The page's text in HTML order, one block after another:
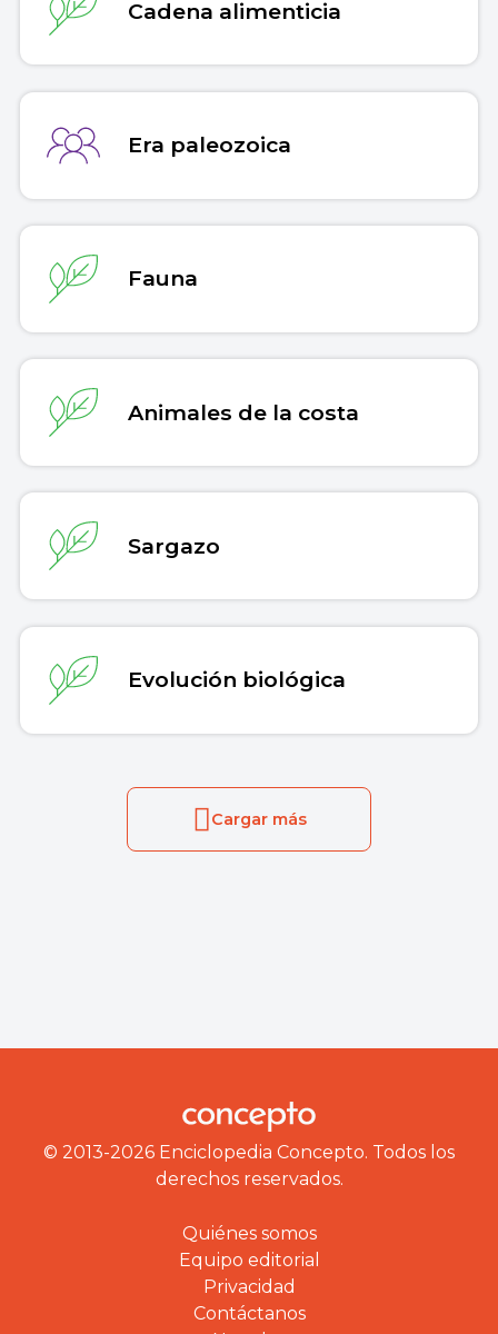
Cadena alimenticia
Era paleozoica
Fauna
Animales de la costa
Sargazo
Evolución biológica
Cargar más
© 2013-2026 Enciclopedia Concepto. Todos los
derechos reservados.
Quiénes somos
Equipo editorial
Privacidad
Contáctanos